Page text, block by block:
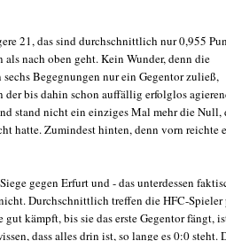
21, das sind durchschnittlich nur 0,955
nach oben geht. Kein Wunder, denn die
Begegnungen nur ein Gegentor zuließ,
der bis dahin schon auffällig erfolglos
stand nicht ein einziges Mal mehr die Null,
hatte. Zumindest hinten, denn vorn reichte
gegen Erfurt und - das unterdessen
Durchschnittlich treffen die HFC-Spieler
kämpft, bis sie das erste Gegentor fängt,
dass alles drin ist, so lange es 0:0 steht.